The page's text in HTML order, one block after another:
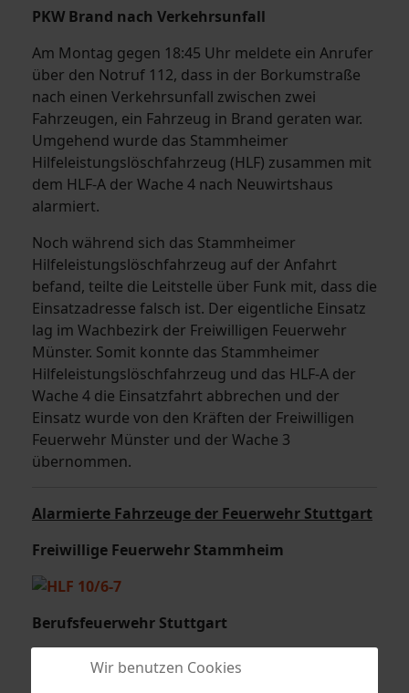
PKW Brand nach Verkehrsunfall
Am Montag gegen 18:45 Uhr meldete ein Anrufer
über den Notruf 112, dass in der Borkumstraße
nach einen Verkehrsunfall zwischen zwei
Fahrzeugen, ein Fahrzeug in Brand geraten war.
Umgehend wurde das Stammheimer
Hilfeleistungslöschfahrzeug (HLF) zusammen mit
dem HLF-A der Wache 4 nach Neuwirtshaus
alarmiert.
Noch während sich das Stammheimer
Hilfeleistungslöschfahrzeug auf der Anfahrt
befand, teilte die Leitstelle über Funk mit, dass die
Einsatzadresse falsch ist. Der eigentliche Einsatz
lag im Wachbezirk der Freiwilligen Feuerwehr
Münster. Somit konnte das Stammheimer
Hilfeleistungslöschfahrzeug und das HLF-A der
Wache 4 die Einsatzfahrt abbrechen und der
Einsatz wurde von den Kräften der Freiwilligen
Feuerwehr Münster und der Wache 3
übernommen.
Alarmierte Fahrzeuge der Feuerwehr Stuttgart
Freiwillige Feuerwehr Stammheim
Berufsfeuerwehr Stuttgart
Wir benutzen Cookies